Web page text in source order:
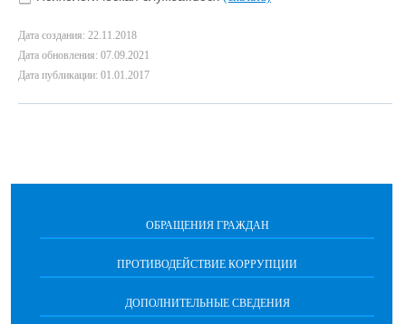
Дата создания: 22.11.2018
Дата обновления: 07.09.2021
Дата публикации: 01.01.2017
ОБРАЩЕНИЯ ГРАЖДАН
ПРОТИВОДЕЙСТВИЕ КОРРУПЦИИ
ДОПОЛНИТЕЛЬНЫЕ СВЕДЕНИЯ